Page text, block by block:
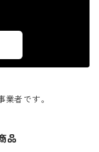
者です。
品